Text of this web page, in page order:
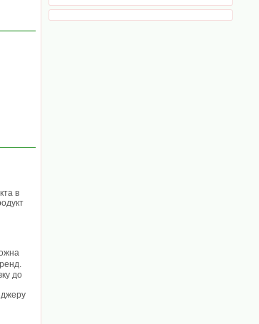
в
до